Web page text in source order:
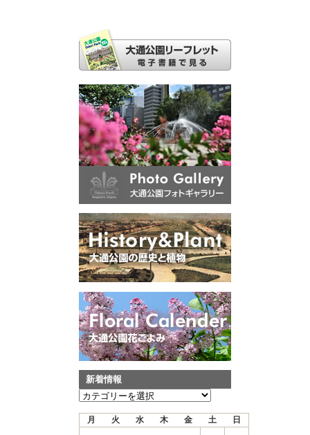
新着情報
新
月 火 水 木 金 土 日